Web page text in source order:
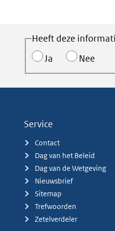
Heeft deze
Ja
Nee
Service
Contact
Dag van het Beleid
Dag van de Wetgeving
Nieuwsbrief
Sitemap
Trefwoorden
Zetelverdeler